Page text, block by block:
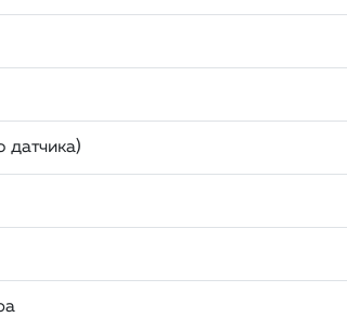
датчика)